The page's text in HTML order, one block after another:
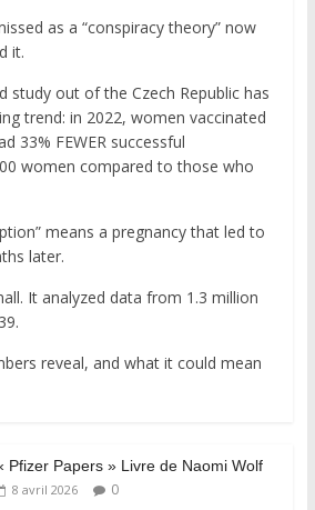
as a “conspiracy theory” now
it.
study out of the Czech Republic has
trend: in 2022, women vaccinated
33% FEWER successful
women compared to those who
means a pregnancy that led to
later.
It analyzed data from 1.3 million
reveal, and what it could mean
Pfizer Papers » Livre de Naomi Wolf
8 avril 2026 0